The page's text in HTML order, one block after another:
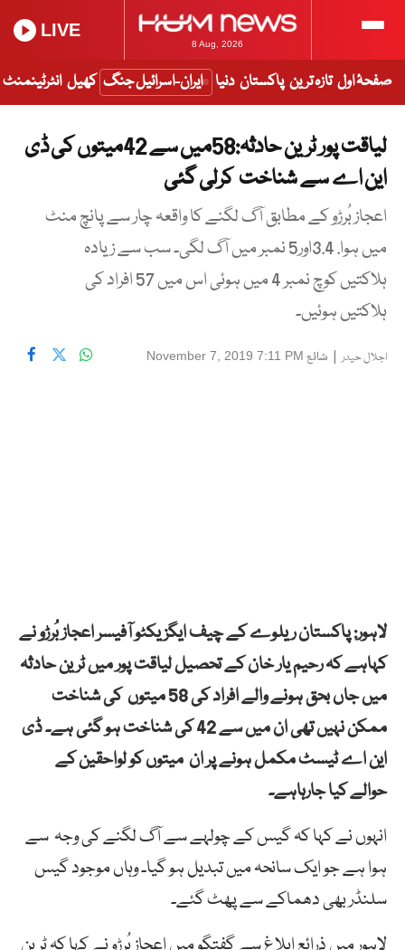
8 Aug, 2026
LIVE
صفحۂ اول تازہ ترین پاکستان دنیا ایران-اسرائیل جنگ کھیل انٹرٹینمنٹ
لیاقت پور ٹرین حادثہ:58میں سے 42میتوں کی ڈی
این اے سے شناخت کرلی گئی
اعجاز بُرڑو کے مطابق آگ لگنے کا واقعہ چار سے پانچ منٹ
میں ہوا. 3.4اور5 نمبر میں آگ لگی۔ سب سے زیادہ
ہلاکتیں کوچ نمبر 4 میں ہوئی اس میں 57 افراد کی
ہلاکتیں ہوئیں۔
اجلال حیدر| شائع November 7, 2019 7:11 PM
لاہور: پاکستان ریلوے کے چیف ایگزیکٹو آفیسر اعجاز بُرڑو نے
کہاہے کہ رحیم یار خان کے تحصیل لیاقت پور میں ٹرین حادثہ
میں جاں بحق ہونے والے افراد کی 58 میتوں کی شناخت
ممکن نہیں تھی ان میں سے 42 کی شناخت ہو گئی ہے۔ ڈی
این اے ٹیسٹ مکمل ہونے پر ان میتوں کو لواحقین کے
حوالے کیا جارہاہے۔
انہوں نے کہا کہ گیس کے چولہے سے آگ لگنے کی وجہ سے
ہوا ہے جو ایک سانحہ میں تبدیل ہو گیا۔ وہاں موجود گیس
سلنڈر بھی دھماکے سے پھٹ گئے۔